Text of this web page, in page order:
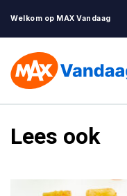
Welkom op MAX Vandaag
Lees ook